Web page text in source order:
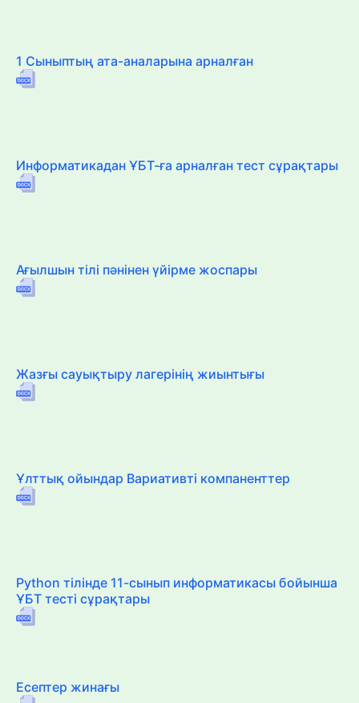
1 Сыныптың ата-аналарына арналған
Информатикадан ҰБТ-ға арналған тест сұрақтары
Ағылшын тілі пәнінен үйірме жоспары
Жазғы сауықтыру лагерінің жиынтығы
Ұлттық ойындар Вариативті компаненттер
Python тілінде 11-сынып информатикасы бойынша
ҰБТ тесті сұрақтары
Есептер жинағы